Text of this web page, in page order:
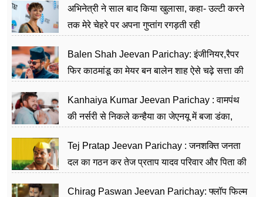
अभिनेत्री ने साल बाद किया खुलासा, कहा- उल्टी करने
तक मेरे चेहरे पर अपना गुप्तांग रगड़ती रही
Balen Shah Jeevan Parichay: इंजीनियर,रैपर
फिर काठमांडू का मेयर बन बालेन शाह ऐसे चढ़े सत्ता की
Kanhaiya Kumar Jeevan Parichay : वामपंथ
की नर्सरी से निकले कन्हैया का जेएनयू में बजा डंका,
Tej Pratap Jeevan Parichay : जनशक्ति जनता
दल का गठन कर तेज प्रताप यादव परिवार और पिता की
Chirag Paswan Jeevan Parichay: फ्लॉप फिल्म